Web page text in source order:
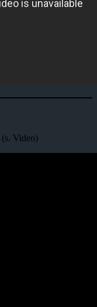
(s. Video)